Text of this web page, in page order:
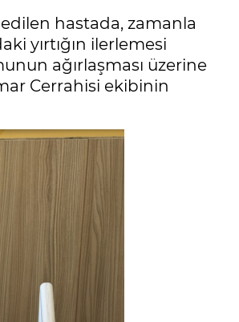
hastada, zamanla
yırtığın ilerlemesi
ağırlaşması üzerine
Cerrahisi ekibinin